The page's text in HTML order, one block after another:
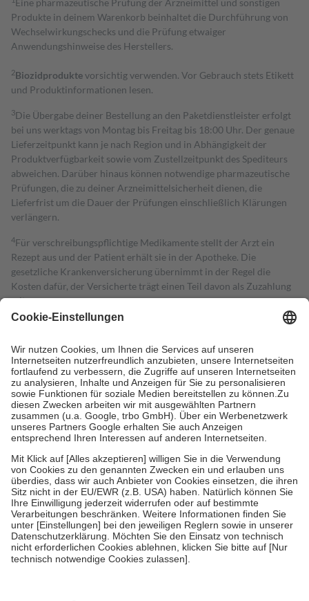
Eine pharmazeutische Prüfung der Arzneimittel und sonstigen
Produkte in deinem Warenkorb beinhaltet die Durchführung von
Wechselwirkungschecks und die Prüfung etwaiger
Anwendungshinweise des Herstellers.
2Biozidproduktevorsichtig verwenden. Vor Gebrauch stets Etikett
und Produktinformationen lesen.
3Die Übergabe deiner Bestellung an den Paketdienstleister erfolgt
bei uns werktags von Montag bis Freitag bis 18:00 Uhr. Der genaue
Lieferzeitpunkt kann je nach Region und in Abhängigkeit der
Produktverfügbarkeit sowie vom Zustellzeitpunkt des Spediteurs
abweichen. Darüber hinaus können notwendige pharmazeutische
Prüfungen, die zu deiner Arzneimittelsicherheit dienen, die
Lieferfrist um die Dauer der Prüfungen einschließlich Klärungen
verlängern.
4Für verschreibungspflichtige Medikamente stellt der Arzt ein
Rezept aus und der Patient erhält sie in der Apotheke. Die
gesetzliche Krankenversicherung übernimmt in der Regel die
Kosten dafür, der Versicherte trägt einen Teil davon als Zuzahlung
mit.
Grundsätzlich leisten Mitglieder Zuzahlungen in Höhe von zehn
höchstens zehn Euro.
Es sind jedoch nie mehr als die tatsächlichen
Kosten der Leistung zu entrichten.
Diese Regeln gelten grundsätzlich auch für Online-Apotheken.
Bei Heilmitteln und häuslicher Krankenpflege beträgt die
Zuzahlung zehn Prozent der Kosten sowie zehn Euro je
Verordnung.
Um das Engagement der Versicherten für ihre eigene Gesundheit zu
stärken und die besondere Stellung der Familie zu unterstützen,
fallenkeine Zuzahlungenan bei:
• Kindern und Jugendlichen bis zum vollendeten 18. Lebensjahr
mit Ausnahme der Fahrkosten
• Untersuchungen zur Vorsorge und Früherkennung, die von der
GKV getragen werden
• empfohlenen Schutzimpfungen
• Harn- und Blutteststreifen